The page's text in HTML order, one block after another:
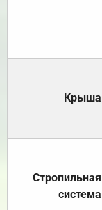
Крыша
Стропильная
система